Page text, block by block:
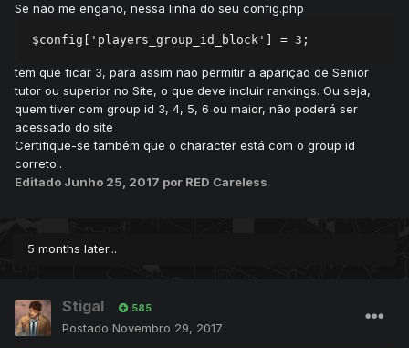
Se não me engano, nessa linha do seu config.php
$config['players_group_id_block'] = 3;
tem que ficar 3, para assim não permitir a aparição de Senior
tutor ou superior no Site, o que deve incluir rankings. Ou seja,
quem tiver com group id 3, 4, 5, 6 ou maior, não poderá ser
acessado do site
Certifique-se também que o character está com o group id
correto..
Editado Junho 25, 2017 por RED Careless
5 months later...
Stigal 585
Postado Novembro 29, 2017